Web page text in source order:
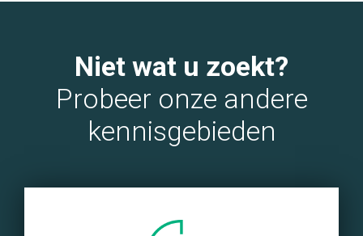
Niet wat u zoekt?
Probeer onze andere
kennisgebieden